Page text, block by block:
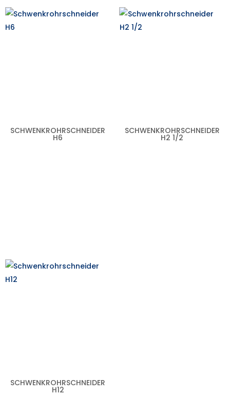
SCHWENKROHRSCHNEIDER
H6
SCHWENKROHRSCHNEIDER
H2 1/2
SCHWENKROHRSCHNEIDER
H12